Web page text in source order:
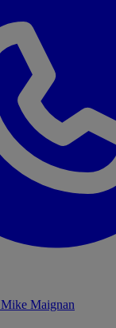
Mike Maignan